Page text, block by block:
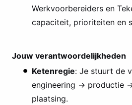
Werkvoorbereiders en
capaciteit, prioriteiten en
Jouw verantwoordelijkheden
Ketenregie: Je stuurt de
engineering → productie
plaatsing.